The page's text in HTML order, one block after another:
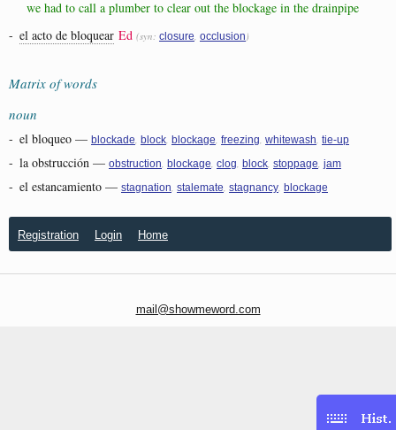
we had to call a plumber to clear out the blockage in the drainpipe
- el acto de bloquear Ed (syn: closure occlusion )
Matrix of words
noun
- el bloqueo — blockade block blockage freezing whitewash tie-up
- la obstrucción — obstruction blockage clog block stoppage jam
- el estancamiento — stagnation stalemate stagnancy blockage
Registration Login Home
mail@showmeword.com